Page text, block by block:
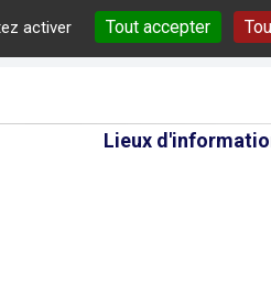
activer Tout accepter
Lieux